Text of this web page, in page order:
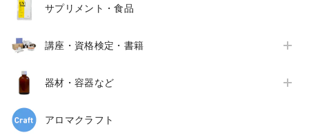
サプリメント・食品
講座・資格検定・書籍
器材・容器など
アロマクラフト